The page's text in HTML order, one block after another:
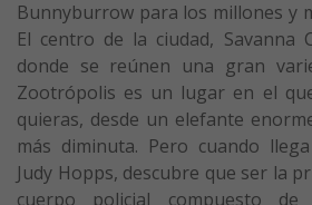
Bunnyburrow para los millones y
El centro de la ciudad, Savanna
donde se reúnen una gran
Zootrópolis es un lugar en el
quieras, desde un elefante
más diminuta. Pero cuando
Judy Hopps, descubre que ser la
cuerpo policial compuesto